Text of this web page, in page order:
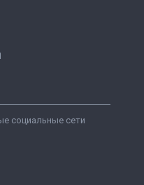
социальные сети